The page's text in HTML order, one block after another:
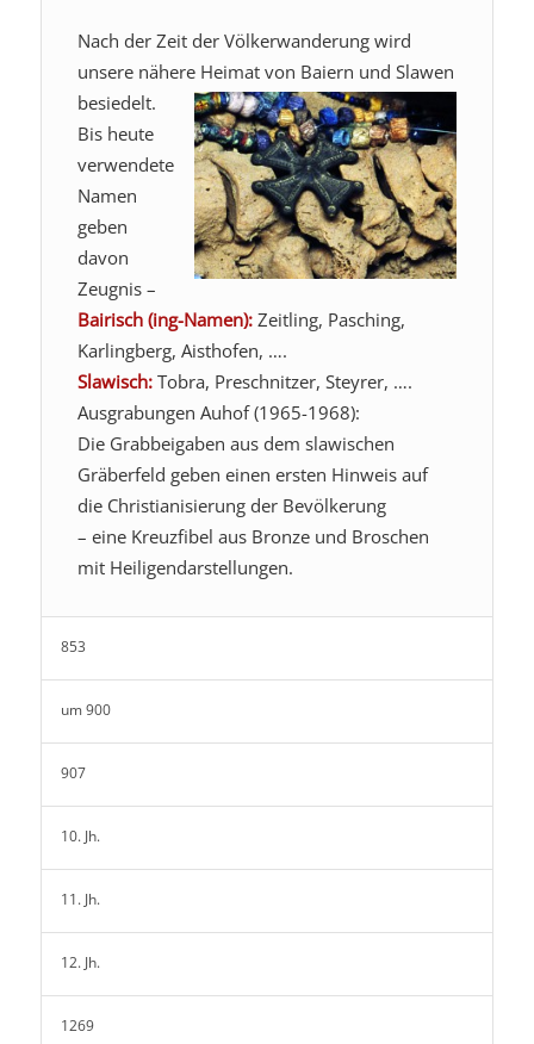
Nach der Zeit der Völkerwanderung wird
unsere nähere Heimat von Baiern und Slawen
besiedelt.
Bis heute
verwendete
Namen
geben
davon
Zeugnis –
Bairisch (ing-Namen):Zeitling, Pasching,
Karlingberg, Aisthofen, ….
Slawisch:Tobra, Preschnitzer, Steyrer, ….
Ausgrabungen Auhof (1965-1968):
Die Grabbeigaben aus dem slawischen
Gräberfeld geben einen ersten Hinweis auf
die Christianisierung der Bevölkerung
– eine Kreuzfibel aus Bronze und Broschen
mit Heiligendarstellungen.
853
um 900
907
10. Jh.
11. Jh.
12. Jh.
1269